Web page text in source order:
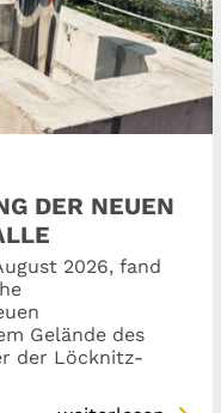
DER NEUEN
2026, fand
Gelände des
der Löcknitz-